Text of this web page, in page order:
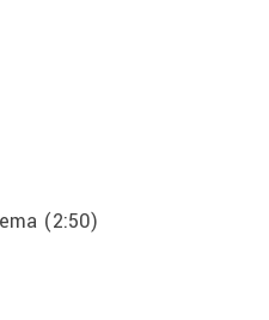
(2:50)